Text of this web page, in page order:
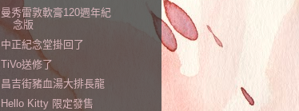
曼秀雷敦軟膏120週年紀
念版
中正紀念堂掛回了
TiVo送修了
昌吉街豬血湯大排長龍
Hello Kitty 限定發售